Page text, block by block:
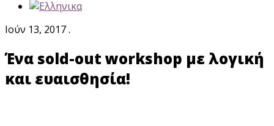
Ιούν 13, 2017 .
Ένα sold-out workshop με λογική
και ευαισθησία!